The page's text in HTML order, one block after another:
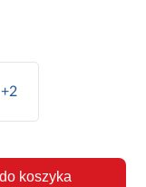
+2
koszyka